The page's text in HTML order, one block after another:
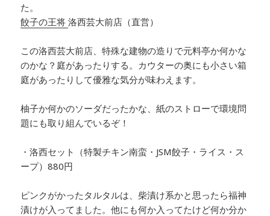
た。
餃子の王将洛西芸大前店（直営）
この洛西芸大前店、特殊な建物の造りで元料亭か何かな
のかな？庭があったりする。カウターの奥にも小さい箱
庭があったりして優雅な気分が味わえます。
柚子か何かのソーダだったかな、紙のストローで環境問
題にも取り組んでいるぞ！
・洛西セット（特製チキン南蛮・JSM餃子・ライス・ス
ープ）880円
ピンクがかったタルタルは、柴漬け系かと思ったら福神
漬けが入ってました。他にも何か入ってたけど何か分か